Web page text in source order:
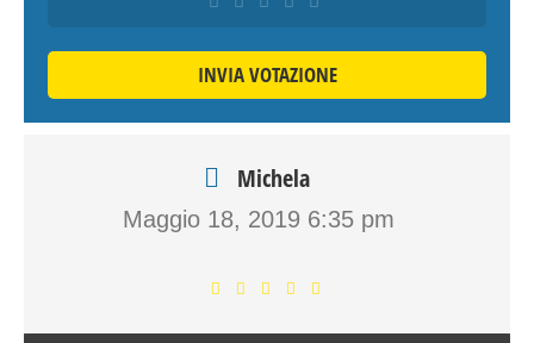
INVIA VOTAZIONE
Michela
Maggio 18, 2019 6:35 pm